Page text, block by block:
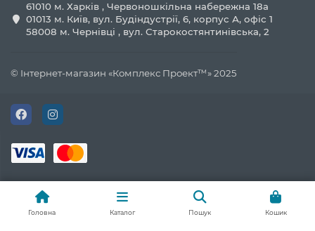
Присутність робочої поверхні, яку можна
застосовувати для нарізки продуктів, роботи з
тістом або інших виробничих процесів;
Висока енергоефективність;
далеко за продуктами, багато напівфабрикатів
або заморожені інгредієнти можна зберігати під
Теплоізоляція в цьому обладнанні вище всіх похвал,
тому продукти в камері можуть досить довго
залишатися в замороженому стані навіть у разі
перебоїв з електропостачанням.
61010 м. Харків , Червоношкільна набережна 18а
01013 м. Київ, вул. Будіндустрії, 6, корпус А, офіс 1
58008 м. Чернівці , вул. Старокостянтинівська, 2
© Інтернет-магазин «Комплекс Проект™» 2025
Головна Каталог Пошук Кошик